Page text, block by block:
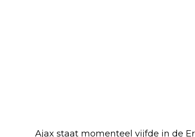
Ajax staat momenteel vijfde in de